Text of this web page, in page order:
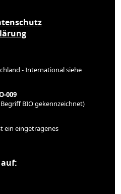
- International siehe
009
BIO gekennzeichnet)
ein eingetragenes